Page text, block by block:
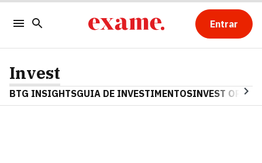
Entrar
Invest
BTG INSIGHTSGUIA DE INVESTIMENTOSINVEST OPINA